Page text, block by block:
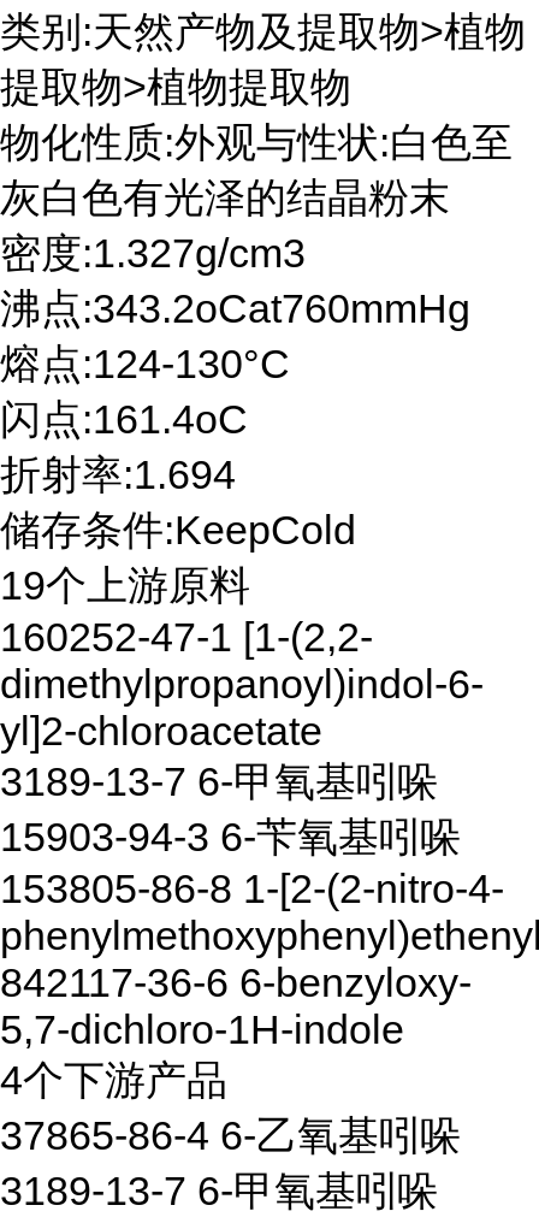
类别:天然产物及提取物>植物
提取物>植物提取物
物化性质:外观与性状:白色至
灰白色有光泽的结晶粉末
密度:1.327g/cm3
沸点:343.2oCat760mmHg
熔点:124-130°C
闪点:161.4oC
折射率:1.694
储存条件:KeepCold
19个上游原料
160252-47-1 [1-(2,2-
dimethylpropanoyl)indol-6-
yl]2-chloroacetate
3189-13-7 6-甲氧基吲哚
15903-94-3 6-苄氧基吲哚
153805-86-8 1-[2-(2-nitro-4-
842117-36-6 6-benzyloxy-
5,7-dichloro-1H-indole
4个下游产品
37865-86-4 6-乙氧基吲哚
3189-13-7 6-甲氧基吲哚